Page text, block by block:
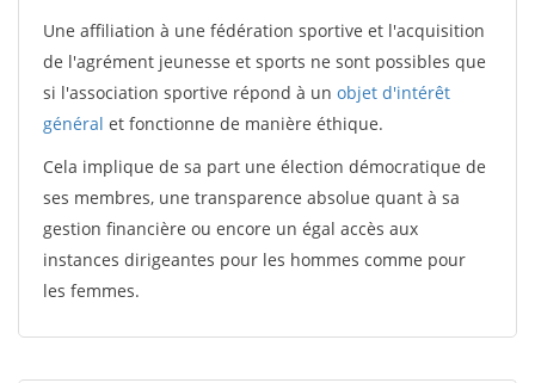
Une affiliation à une fédération sportive et l'acquisition
de l'agrément jeunesse et sports ne sont possibles que
si l'association sportive répond à un objet d'intérêt
général et fonctionne de manière éthique.
Cela implique de sa part une élection démocratique de
ses membres, une transparence absolue quant à sa
gestion financière ou encore un égal accès aux
instances dirigeantes pour les hommes comme pour
les femmes.